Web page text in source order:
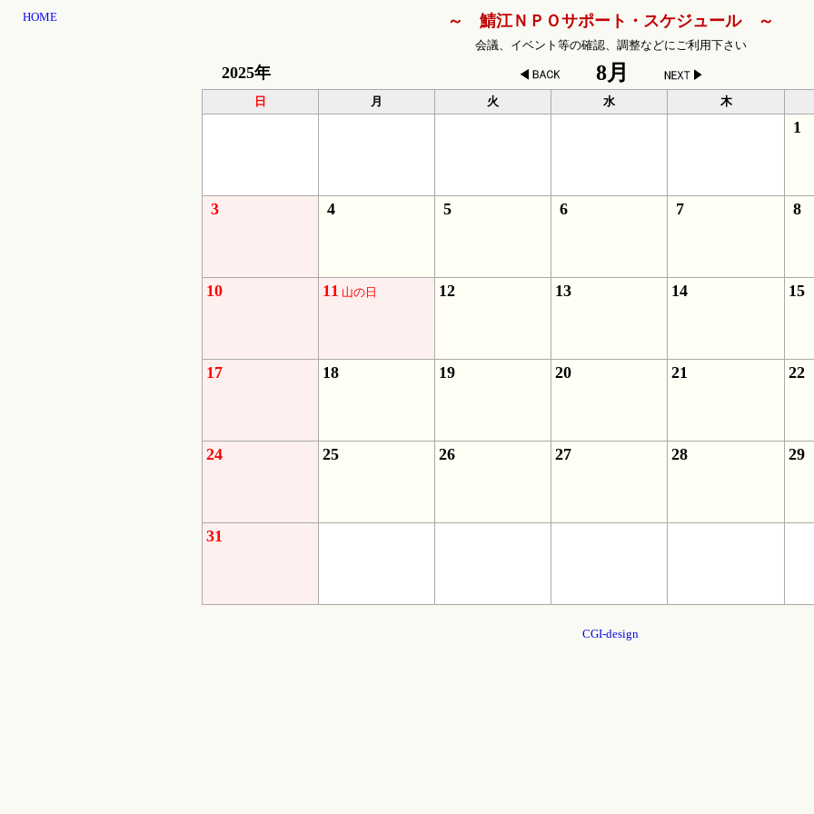
HOME ～ 鯖江ＮＰＯサポート・スケジュール ～
会議、イベント等の確認、調整などにご利用下さい
2025年 8月
日 月 火 水 木
1
3 4 5 6 7 8
10 11 山の日 12 13 14 15
17 18 19 20 21 22
24 25 26 27 28 29
31
CGI-design